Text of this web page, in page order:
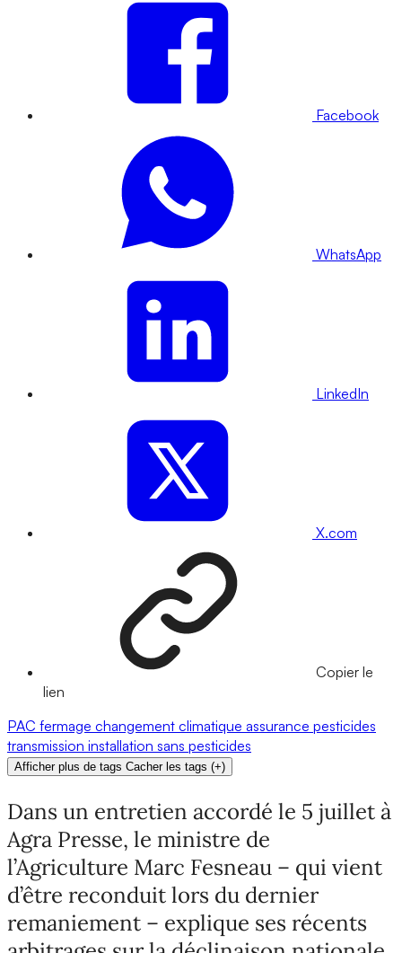
Facebook
WhatsApp
LinkedIn
X.com
Copier le
lien
PAC fermage changement climatique assurance pesticides
transmission installation sans pesticides
Afficher plus de tags Cacher les tags (+)
Dans un entretien accordé le 5 juillet à
Agra Presse, le ministre de
l’Agriculture Marc Fesneau – qui vient
d’être reconduit lors du dernier
remaniement – explique ses récents